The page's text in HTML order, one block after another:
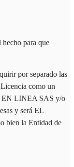
para que
por separado las
como un
EN LINEA SAS y/o
y será EL
bien la Entidad de